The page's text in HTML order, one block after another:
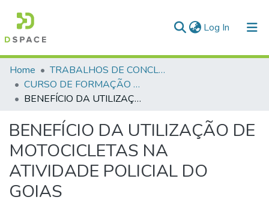
Log In (current)
Communities & Collections
All of DSpace
Home
TRABALHOS DE CONCLUSÃO DE CURSO - CFP (CURSO DE FORMAÇÃO DE PRAÇAS)
CURSO DE FORMAÇÃO DE PRAÇAS - CFP - 2018
BENEFÍCIO DA UTILIZAÇÃO DE MOTOCICLETAS NA ATIVIDADE POLICIAL DO GOIAS
BENEFÍCIO DA UTILIZAÇÃO DE
MOTOCICLETAS NA
ATIVIDADE POLICIAL DO
GOIAS